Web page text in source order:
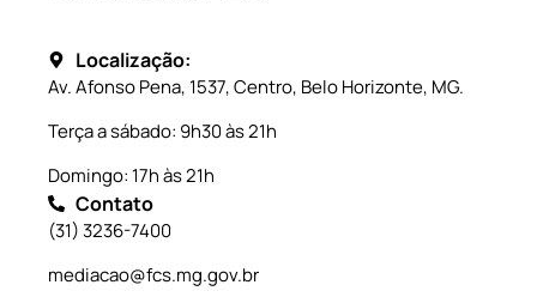
Localização:
Av. Afonso Pena, 1537, Centro, Belo Horizonte, MG.
Terça a sábado: 9h30 às 21h
Domingo: 17h às 21h
Contato
(31) 3236-7400
mediacao@fcs.mg.gov.br